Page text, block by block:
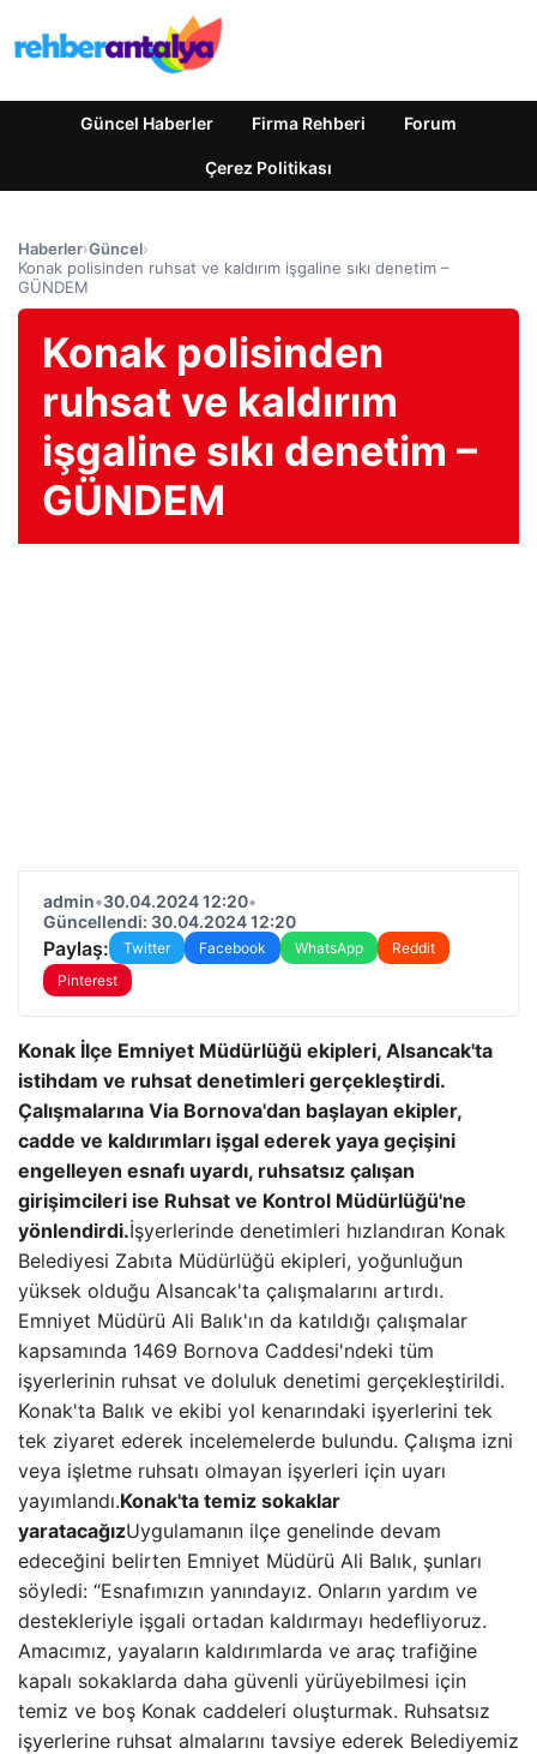
Güncel Haberler Firma Rehberi Forum
Çerez Politikası
Haberler›Güncel›
Konak polisinden ruhsat ve kaldırım işgaline sıkı denetim –
GÜNDEM
Konak polisinden
ruhsat ve kaldırım
işgaline sıkı denetim –
GÜNDEM
admin•30.04.2024 12:20•
Güncellendi: 30.04.2024 12:20
Paylaş: Twitter Facebook WhatsApp
Reddit
Pinterest
Konak İlçe Emniyet Müdürlüğü ekipleri, Alsancak'ta
istihdam ve ruhsat denetimleri gerçekleştirdi.
Çalışmalarına Via Bornova'dan başlayan ekipler,
cadde ve kaldırımları işgal ederek yaya geçişini
engelleyen esnafı uyardı, ruhsatsız çalışan
girişimcileri ise Ruhsat ve Kontrol Müdürlüğü'ne
yönlendirdi.İşyerlerinde denetimleri hızlandıran Konak
Belediyesi Zabıta Müdürlüğü ekipleri, yoğunluğun
yüksek olduğu Alsancak'ta çalışmalarını artırdı.
Emniyet Müdürü Ali Balık'ın da katıldığı çalışmalar
kapsamında 1469 Bornova Caddesi'ndeki tüm
işyerlerinin ruhsat ve doluluk denetimi gerçekleştirildi.
Konak'ta Balık ve ekibi yol kenarındaki işyerlerini tek
tek ziyaret ederek incelemelerde bulundu. Çalışma izni
veya işletme ruhsatı olmayan işyerleri için uyarı
yayımlandı.Konak'ta temiz sokaklar
yaratacağızUygulamanın ilçe genelinde devam
edeceğini belirten Emniyet Müdürü Ali Balık, şunları
söyledi: “Esnafımızın yanındayız. Onların yardım ve
destekleriyle işgali ortadan kaldırmayı hedefliyoruz.
Amacımız, yayaların kaldırımlarda ve araç trafiğine
kapalı sokaklarda daha güvenli yürüyebilmesi için
temiz ve boş Konak caddeleri oluşturmak. Ruhsatsız
işyerlerine ruhsat almalarını tavsiye ederek Belediyemiz